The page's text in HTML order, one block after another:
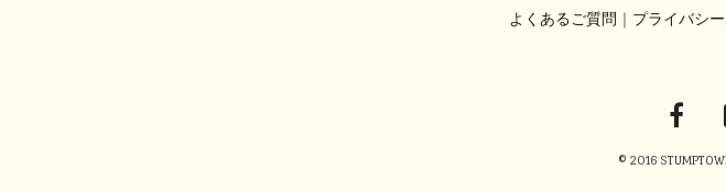
よくあるご質問 プライバシ
© 2016